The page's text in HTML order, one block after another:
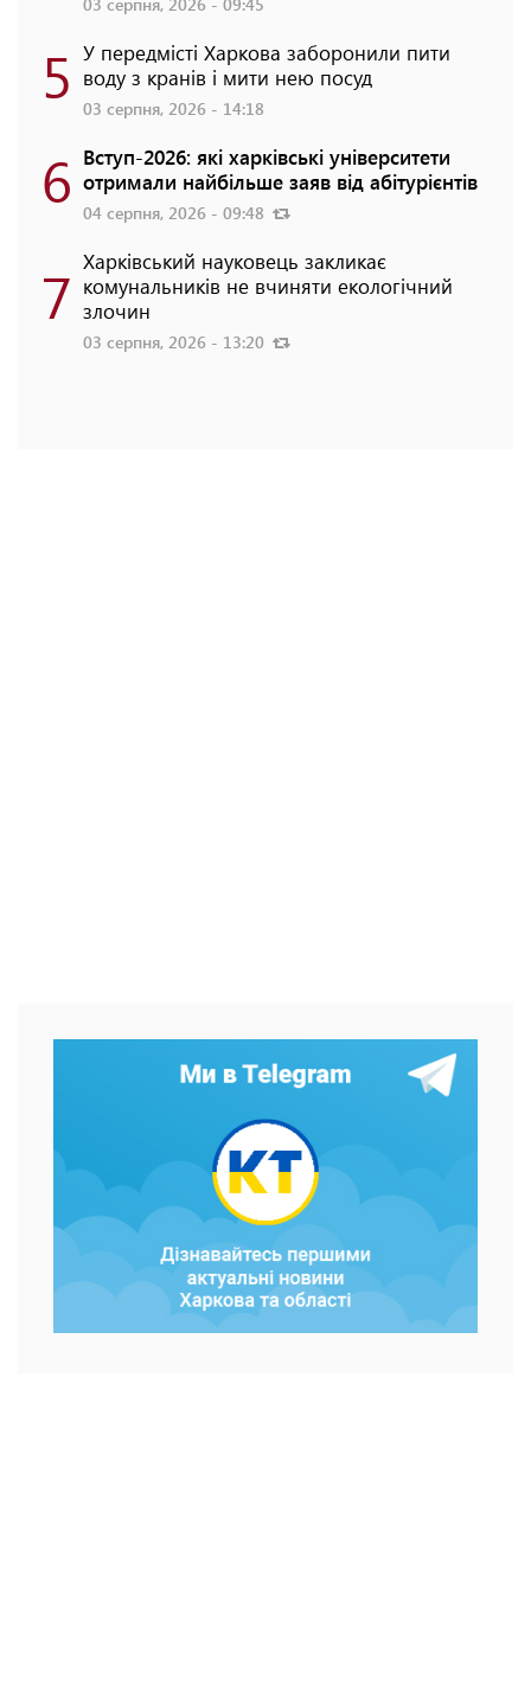
5 У передмісті Харкова заборонили пити
воду з кранів і мити нею посуд
03 серпня, 2026 - 14:18
6 Вступ-2026: які харківські університети
отримали найбільше заяв від абітурієнтів
04 серпня, 2026 - 09:48
7 Харківський науковець закликає
комунальників не вчиняти екологічний
злочин
03 серпня, 2026 - 13:20